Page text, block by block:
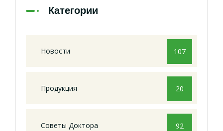
Категории
Новости 107
Продукция 20
Советы Доктора 92